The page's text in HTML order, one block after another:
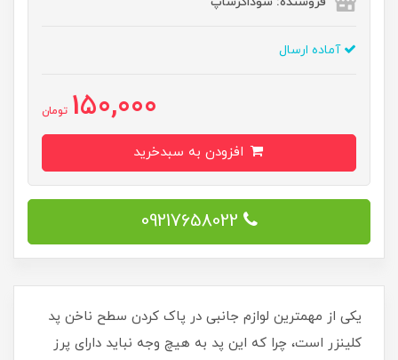
آماده ارسال
150,000 تومان
09217658022
یکی از مهمترین لوازم جانبی در پاک کردن سطح ناخن پد
کلینزر است، چرا که این پد به هیچ وجه نباید دارای پرز